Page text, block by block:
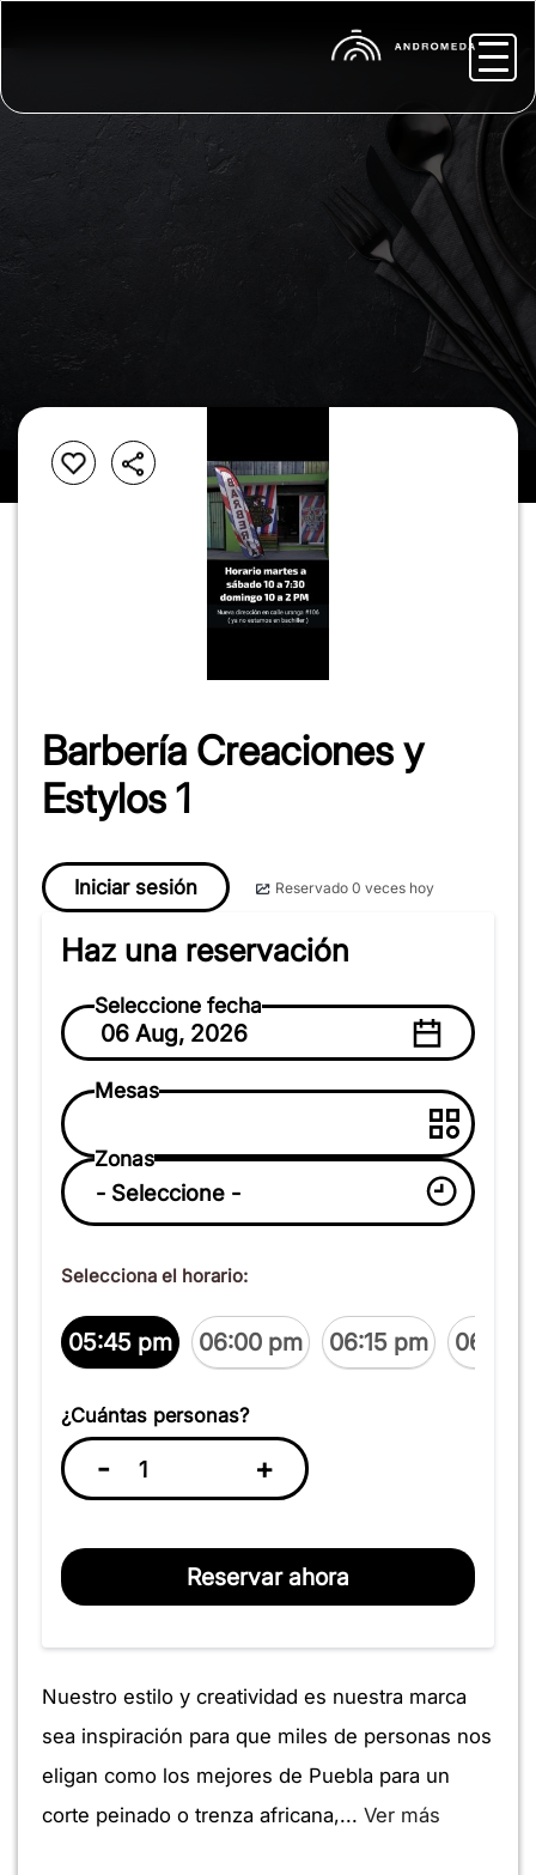
Barbería Creaciones y
Estylos 1
Iniciar sesión Reservado 0 veces hoy
Haz una reservación
Seleccione fecha
06 Aug, 2026
Mesas
Zonas
Selecciona el horario:
05:45 pm 06:00 pm 06:15 pm 06:30
¿Cuántas personas?
- +
Reservar ahora
Nuestro estilo y creatividad es nuestra marca
sea inspiración para que miles de personas nos
eligan como los mejores de Puebla para un
corte peinado o trenza africana,... Ver más